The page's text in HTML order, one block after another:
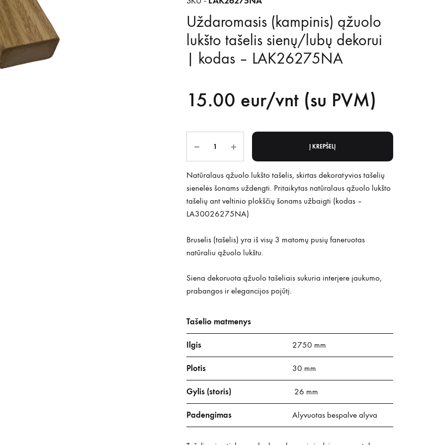
Uždaromasis (kampinis) ąžuolo
lukšto tašelis sienų/lubų dekorui
| kodas – LAK26275NA
15.00 eur/vnt (su PVM)
Į KREPŠELĮ
Natūralaus ąžuolo lukšto tašelis, skirtas dekoratyvios tašelių
sienelės šonams uždengti. Pritaikytas natūralaus ąžuolo lukšto
tašelių ant veltinio plokščių šonams užbaigti (kodas –
LA30026275NA)
Bruselis (tašelis) yra iš visų 3 matomų pusių faneruotas
natūraliu ąžuolo lukštu.
Siena dekoruota ąžuolo tašeliais sukuria interjere jaukumo,
prabangos ir elegancijos pojūtį.
Tašelio matmenys
Ilgis 2750 mm
Plotis 30 mm
Gylis (storis) 26 mm
Padengimas Alyvuotas bespalve alyva